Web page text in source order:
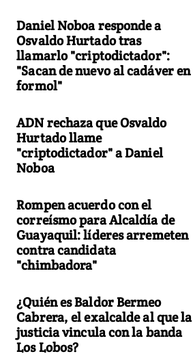
Daniel Noboa responde a
Osvaldo Hurtado tras
llamarlo "criptodictador":
"Sacan de nuevo al cadáver en
formol"
ADN rechaza que Osvaldo
Hurtado llame
"criptodictador" a Daniel
Noboa
Rompen acuerdo con el
correísmo para Alcaldía de
Guayaquil: líderes arremeten
contra candidata
"chimbadora"
¿Quién es Baldor Bermeo
Cabrera, el exalcalde al que la
justicia vincula con la banda
Los Lobos?